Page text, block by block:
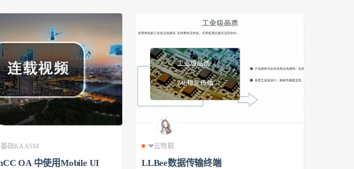
础KAASM
OA 中使用Mobile UI
❤云物联
LLBee数据传输终端